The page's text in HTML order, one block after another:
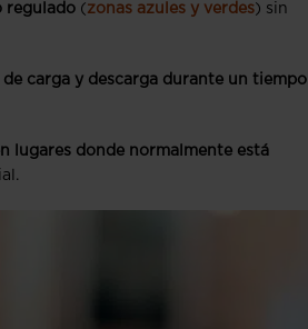
regulado ( zonas azules y verdes) sin
carga y descarga durante un tiempo
lugares donde normalmente está